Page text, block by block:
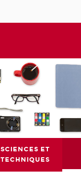
SCIENCES ET
TECHNIQUES